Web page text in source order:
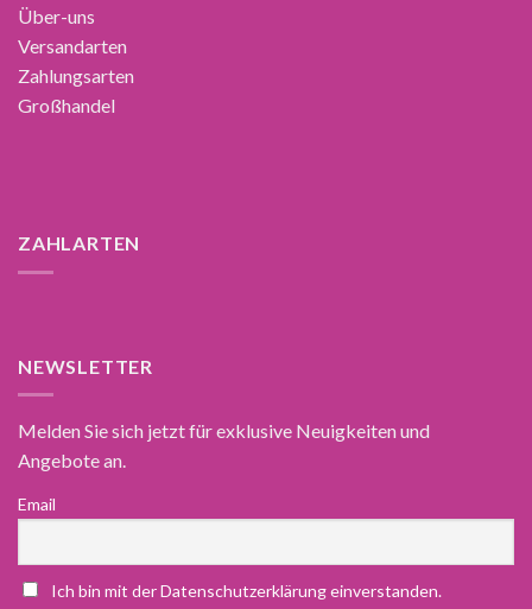
Über-uns
Versandarten
Zahlungsarten
Großhandel
ZAHLARTEN
NEWSLETTER
Melden Sie sich jetzt für exklusive Neuigkeiten und
Angebote an.
Email
Ich bin mit der Datenschutzerklärung einverstanden.